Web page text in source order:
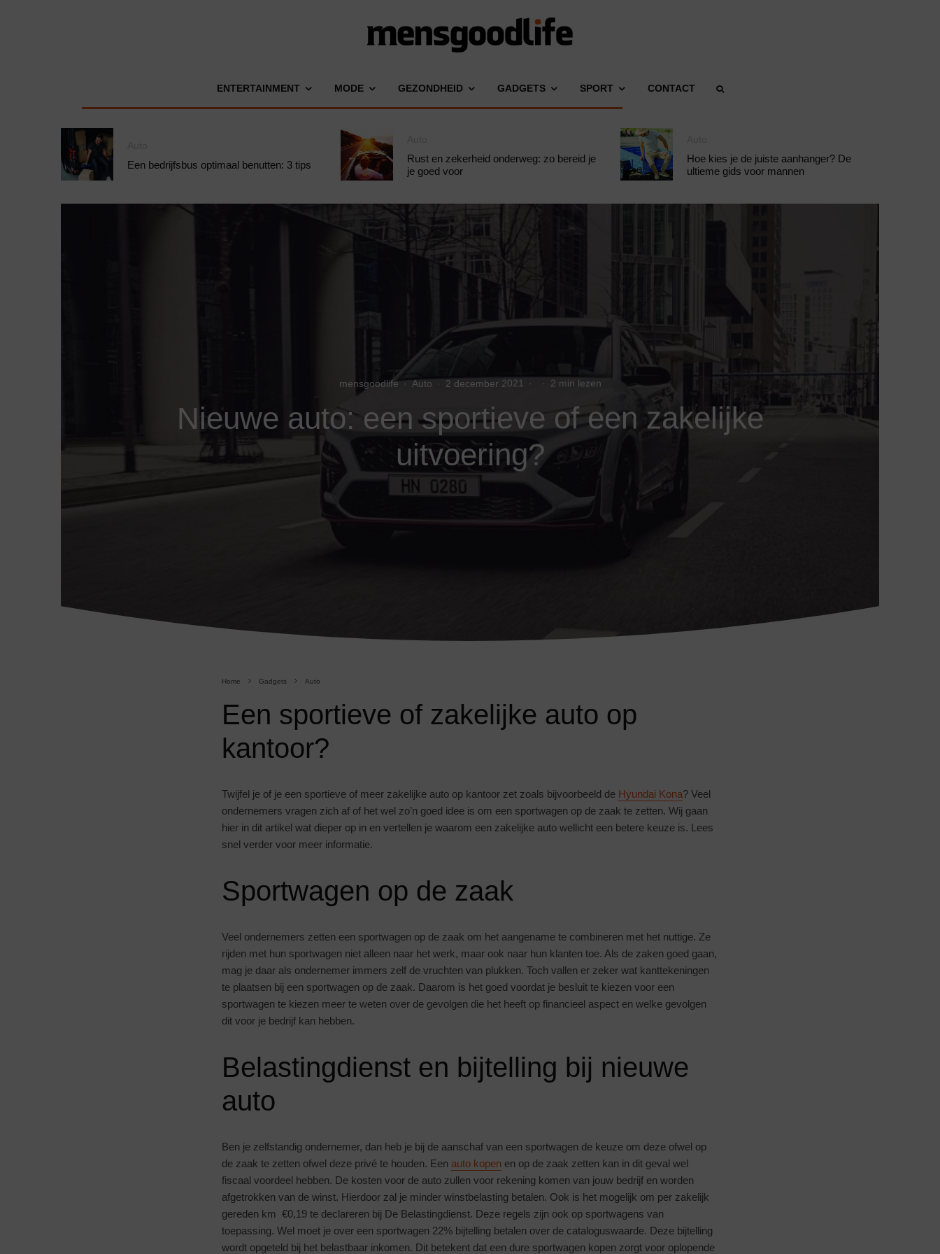
ENTERTAINMENT MODE GEZONDHEID GADGETS SPORT CONTACT
Een bedrijfsbus optimaal benutten: 3 tips
Rust en zekerheid onderweg: zo bereid je
je goed voor
Hoe kies je de juiste aanhanger? De
ultieme gids voor mannen
mensgoodlife · Auto · 2 december 2021 · · 2 min lezen
Nieuwe auto: een sportieve of een zakelijke
uitvoering?
Home Gadgets Auto
Een sportieve of zakelijke auto op
kantoor?
Twijfel je of je een sportieve of meer zakelijke auto op kantoor zet zoals bijvoorbeeld de Hyundai Kona? Veel
ondernemers vragen zich af of het wel zo’n goed idee is om een sportwagen op de zaak te zetten. Wij gaan
hier in dit artikel wat dieper op in en vertellen je waarom een zakelijke auto wellicht een betere keuze is. Lees
snel verder voor meer informatie.
Sportwagen op de zaak
Veel ondernemers zetten een sportwagen op de zaak om het aangename te combineren met het nuttige. Ze
rijden met hun sportwagen niet alleen naar het werk, maar ook naar hun klanten toe. Als de zaken goed gaan,
mag je daar als ondernemer immers zelf de vruchten van plukken. Toch vallen er zeker wat kanttekeningen
te plaatsen bij een sportwagen op de zaak. Daarom is het goed voordat je besluit te kiezen voor een
sportwagen te kiezen meer te weten over de gevolgen die het heeft op financieel aspect en welke gevolgen
dit voor je bedrijf kan hebben.
Belastingdienst en bijtelling bij nieuwe
auto
Ben je zelfstandig ondernemer, dan heb je bij de aanschaf van een sportwagen de keuze om deze ofwel op
de zaak te zetten ofwel deze privé te houden. Een auto kopen en op de zaak zetten kan in dit geval wel
fiscaal voordeel hebben. De kosten voor de auto zullen voor rekening komen van jouw bedrijf en worden
afgetrokken van de winst. Hierdoor zal je minder winstbelasting betalen. Ook is het mogelijk om per zakelijk
gereden km €0,19 te declareren bij De Belastingdienst. Deze regels zijn ook op sportwagens van
toepassing. Wel moet je over een sportwagen 22% bijtelling betalen over de cataloguswaarde. Deze bijtelling
wordt opgeteld bij het belastbaar inkomen. Dit betekent dat een dure sportwagen kopen zorgt voor oplopende